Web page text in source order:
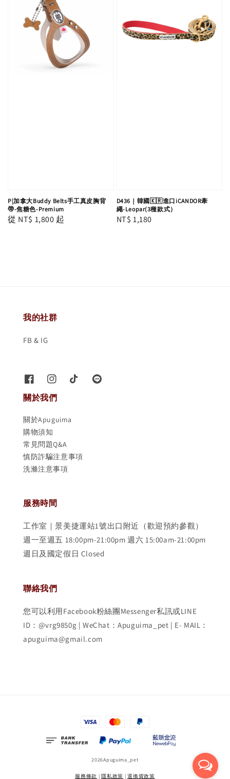
P|加拿大Buddy Belts手工真皮胸背
帶-焦糖色-Premium
Regular
從 NT$ 1,800 起
D436｜韓國🇰🇷進口iCANDOR牽
繩-Leopar(3種款式）
Regular
NT$ 1,180
我的社群
FB & IG
關於我們
關於Apuguima
購物須知
常見問題Q&A
慎防詐騙注意事項
洗滌注意事項
服務時間
工作室｜景美捷運站1號出口附近（歡迎預約參觀）
週一至週五 18:00pm-21:00pm 週六 15:00am-21:00pm
週日及國定假日 Closed
聯絡我們
您可以利用Facebook粉絲團Messenger私訊或LINE
ID：@vrg9850g | WeChat：Apuguima_pet | E- MAIL：
apuguima@gmail.com
2026Apuguima_pet
服務條款 |隱私政策 |退換貨政策